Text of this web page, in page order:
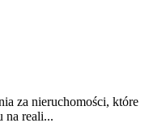
za nieruchomości, które
na reali...